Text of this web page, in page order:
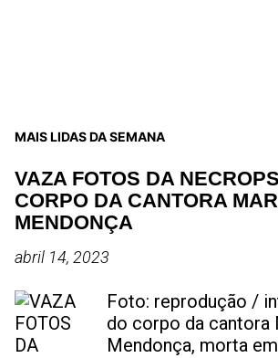
MAIS LIDAS DA SEMANA
VAZA FOTOS DA
CORPO DA CANTORA
MENDONÇA
abril 14, 2023
Foto: reprodução /
do corpo da cantora
Mendonça, morta